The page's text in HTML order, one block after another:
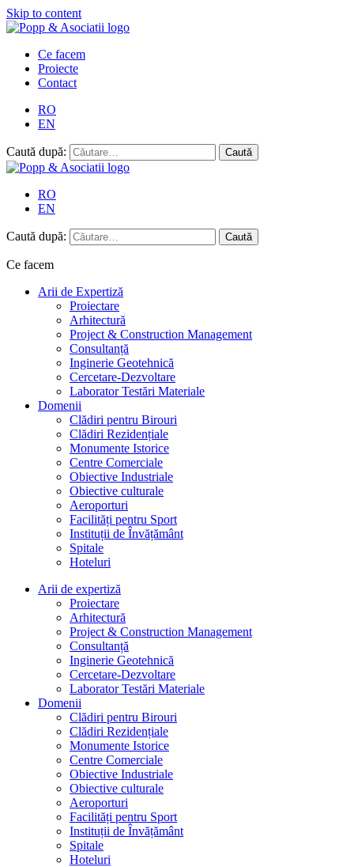
Skip to content
Ce facem
Proiecte
Contact
RO
EN
Caută după:
RO
EN
Caută după:
Ce facem
Arii de Expertiză
Proiectare
Arhitectură
Project & Construction Management
Consultanță
Inginerie Geotehnică
Cercetare-Dezvoltare
Laborator Testări Materiale
Domenii
Clădiri pentru Birouri
Clădiri Rezidențiale
Monumente Istorice
Centre Comerciale
Obiective Industriale
Obiective culturale
Aeroporturi
Facilități pentru Sport
Instituții de Învățământ
Spitale
Hoteluri
Arii de expertiză
Proiectare
Arhitectură
Project & Construction Management
Consultanță
Inginerie Geotehnică
Cercetare-Dezvoltare
Laborator Testări Materiale
Domenii
Clădiri pentru Birouri
Clădiri Rezidențiale
Monumente Istorice
Centre Comerciale
Obiective Industriale
Obiective culturale
Aeroporturi
Facilități pentru Sport
Instituții de Învățământ
Spitale
Hoteluri